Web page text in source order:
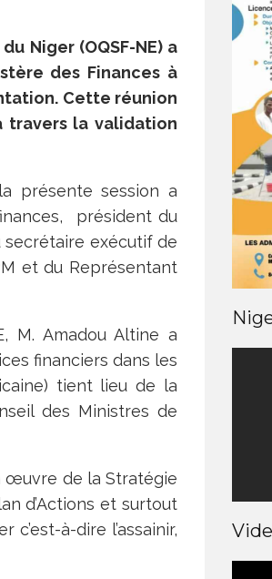
Niger (OQSF-NE) a
des Finances à
Cette réunion
travers la validation
présente session a
président du
secrétaire exécutif de
et du Représentant
M. Amadou Altine a
financiers dans les
tient lieu de la
des Ministres de
œuvre de la Stratégie
d’Actions et surtout
à-dire l’assainir,